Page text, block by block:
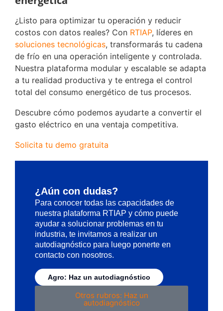
¿Listo para optimizar tu operación y reducir
costos con datos reales? Con RTIAP, líderes en
soluciones tecnológicas, transformarás tu cadena
de frío en una operación inteligente y controlada.
Nuestra plataforma modular y escalable se adapta
a tu realidad productiva y te entrega el control
total del consumo energético de tus procesos.
Descubre cómo podemos ayudarte a convertir el
gasto eléctrico en una ventaja competitiva.
Solicita tu demo gratuita
¿Aún con dudas?
Para conocer todas las capacidades de
nuestra plataforma RTIAP y cómo puede
ayudar a solucionar problemas en tu
industria, te invitamos a realizar un
autodiagnóstico para luego ponerte en
contacto con nosotros.
Agro: Haz un autodiagnóstico
Otros rubros: Haz un
autodiagnóstico